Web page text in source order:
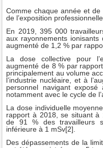
Comme chaque année et de
de l’exposition
En 2019, 395 000
aux rayonnements
augmenté de 1,2 % par
La dose collective pour
augmenté de 8 % par
principalement au volume
l’industrie nucléaire, et à
personnel navigant
notamment avec le cycle de
La dose individuelle
rapport à 2018, se situant à
de 91 % des travailleurs
inférieure à 1 mSv[2].
Des dépassements de la